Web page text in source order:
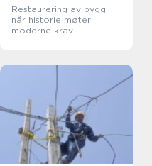
Restaurering av bygg:
når historie møter
moderne krav